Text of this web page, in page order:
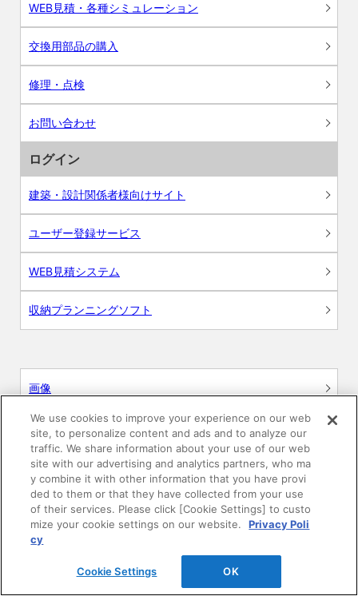
WEB見積・各種シミュレーション
交換用部品の購入
修理・点検
お問い合わせ
ログイン
建築・設計関係者様向けサイト
ユーザー登録サービス
WEB見積システム
収納プランニングソフト
画像
CAD
BIM用テクスチャー
図面（PDF）
申請関係認定書類
施工・取扱説明書
We use cookies to improve your experience on our web
site, to personalize content and ads and to analyze our
traffic. We share information about your use of our web
site with our advertising and analytics partners, who ma
y combine it with other information that you have provi
ded to them or that they have collected from your use
of their services. Please click [Cookie Settings] to custo
mize your cookie settings on our website.
Privacy Poli
cy
Cookie Settings OK